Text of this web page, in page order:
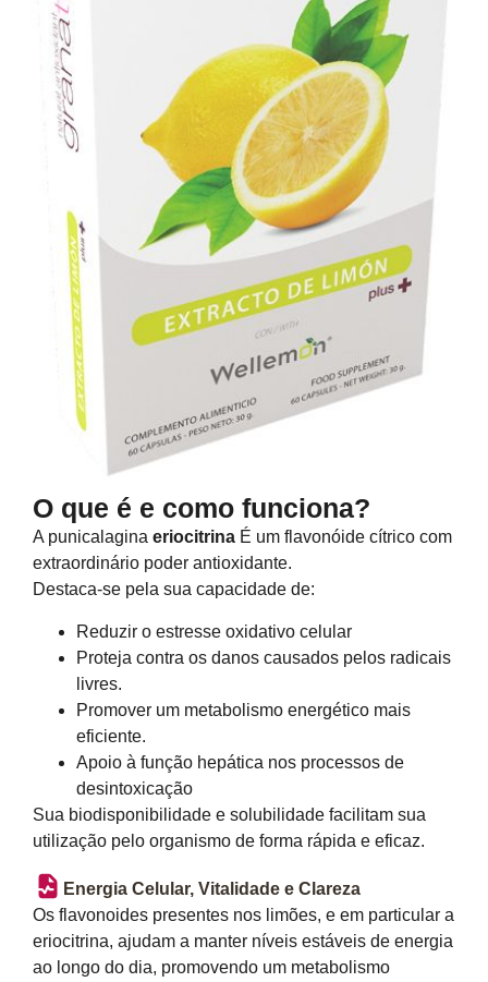
O que é e como funciona?
A punicalagina eriocitrina É um flavonóide cítrico com
extraordinário poder antioxidante.
Destaca-se pela sua capacidade de:
Reduzir o estresse oxidativo celular
Proteja contra os danos causados pelos radicais
livres.
Promover um metabolismo energético mais
eficiente.
Apoio à função hepática nos processos de
desintoxicação
Sua biodisponibilidade e solubilidade facilitam sua
utilização pelo organismo de forma rápida e eficaz.
Energia Celular, Vitalidade e Clareza
Os flavonoides presentes nos limões, e em particular a
eriocitrina, ajudam a manter níveis estáveis de energia
ao longo do dia, promovendo um metabolismo